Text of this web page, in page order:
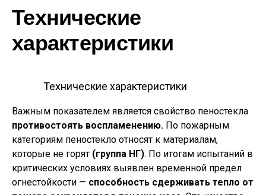
Технические
характеристики
Технические характеристики
Важным показателем является свойство пеностекла
противостоять воспламенению. По пожарным
категориям пеностекло относят к материалам,
которые не горят (группа НГ). По итогам испытаний в
критических условиях выявлен временной предел
огнестойкости — способность сдерживать тепло от